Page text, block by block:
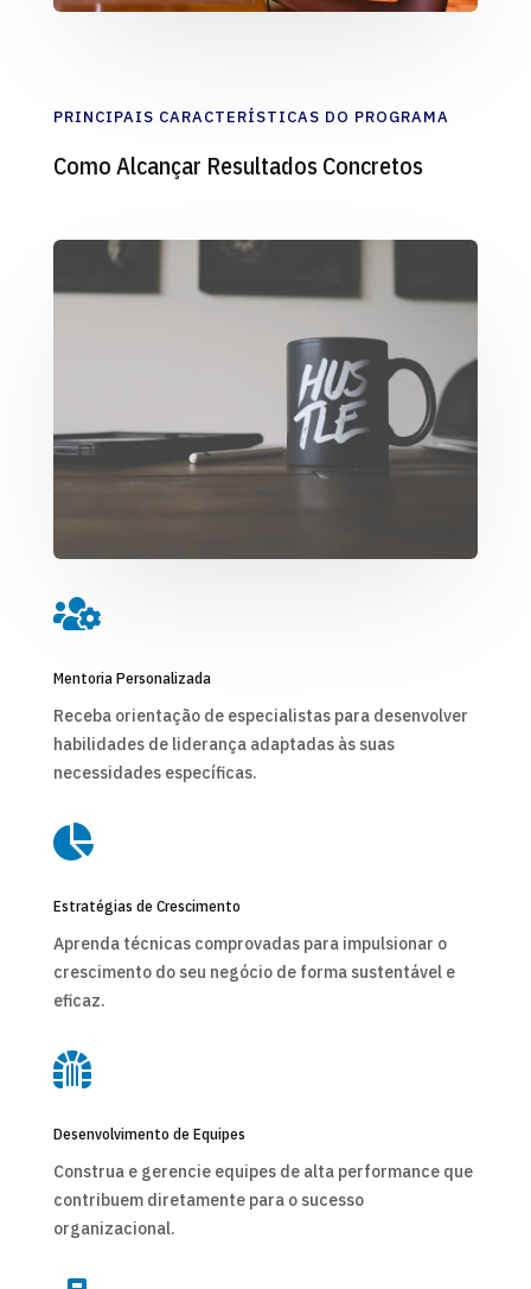
PRINCIPAIS CARACTERÍSTICAS DO PROGRAMA
Como Alcançar Resultados Concretos

Mentoria Personalizada
Receba orientação de especialistas para desenvolver
habilidades de liderança adaptadas às suas
necessidades específicas.

Estratégias de Crescimento
Aprenda técnicas comprovadas para impulsionar o
crescimento do seu negócio de forma sustentável e
eficaz.

Desenvolvimento de Equipes
Construa e gerencie equipes de alta performance que
contribuem diretamente para o sucesso
organizacional.